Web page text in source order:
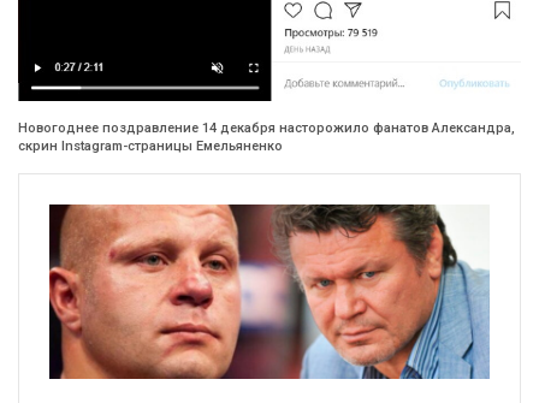
Новогоднее поздравление 14 декабря насторожило фанатов Александра,
скрин Instagram-страницы Емельяненко